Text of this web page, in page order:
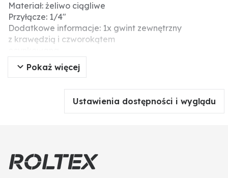
Materiał: żeliwo ciągliwe
Przyłącze: 1/4″
Dodatkowe informacje: 1x gwint zewnętrzny
z krawędzią i czworokątem
Pokaż więcej
Ustawienia dostępności i wyglądu